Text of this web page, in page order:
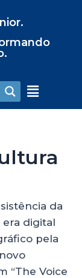
da
era digital
pela
“The Voice